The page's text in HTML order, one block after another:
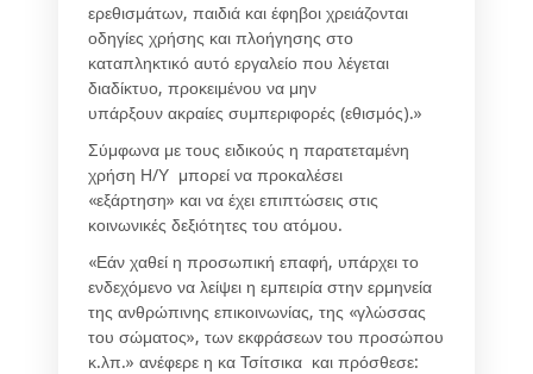
ερεθισμάτων, παιδιά και έφηβοι χρειάζονται
οδηγίες χρήσης και πλοήγησης στο
καταπληκτικό αυτό εργαλείο που λέγεται
διαδίκτυο, προκειμένου να μην
υπάρξουν ακραίες συμπεριφορές (εθισμός).»
Σύμφωνα με τους ειδικούς η παρατεταμένη
χρήση Η/Υ μπορεί να προκαλέσει
«εξάρτηση» και να έχει επιπτώσεις στις
κοινωνικές δεξιότητες του ατόμου.
«Εάν χαθεί η προσωπική επαφή, υπάρχει το
ενδεχόμενο να λείψει η εμπειρία στην ερμηνεία
της ανθρώπινης επικοινωνίας, της «γλώσσας
του σώματος», των εκφράσεων του προσώπου
κ.λπ.» ανέφερε η κα Τσίτσικα και πρόσθεσε: